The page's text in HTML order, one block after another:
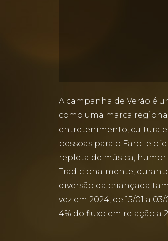
A campanha de Verão é
como uma marca
entretenimento, cultura
pessoas para o Farol e
repleta de música, humor
Tradicionalmente,
diversão da criançada
vez em 2024, de 15/01 a
4% do fluxo em relação a